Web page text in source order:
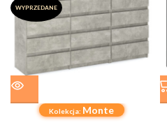
WYPRZEDANE
Kolekcja: Monte